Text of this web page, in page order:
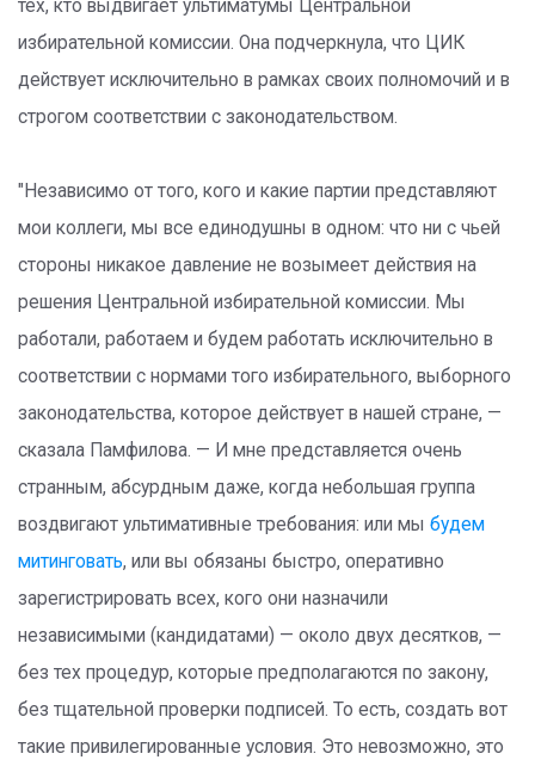
тех, кто выдвигает ультиматумы Центральной
избирательной комиссии. Она подчеркнула, что ЦИК
действует исключительно в рамках своих полномочий и в
строгом соответствии с законодательством.
"Независимо от того, кого и какие партии представляют
мои коллеги, мы все единодушны в одном: что ни с чьей
стороны никакое давление не возымеет действия на
решения Центральной избирательной комиссии. Мы
работали, работаем и будем работать исключительно в
соответствии с нормами того избирательного, выборного
законодательства, которое действует в нашей стране, —
сказала Памфилова. — И мне представляется очень
странным, абсурдным даже, когда небольшая группа
воздвигают ультимативные требования: или мы будем
митинговать, или вы обязаны быстро, оперативно
зарегистрировать всех, кого они назначили
независимыми (кандидатами) — около двух десятков, —
без тех процедур, которые предполагаются по закону,
без тщательной проверки подписей. То есть, создать вот
такие привилегированные условия. Это невозможно, это